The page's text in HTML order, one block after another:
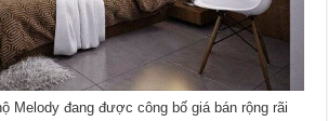
Melody đang được công bố giá bán rộng rãi